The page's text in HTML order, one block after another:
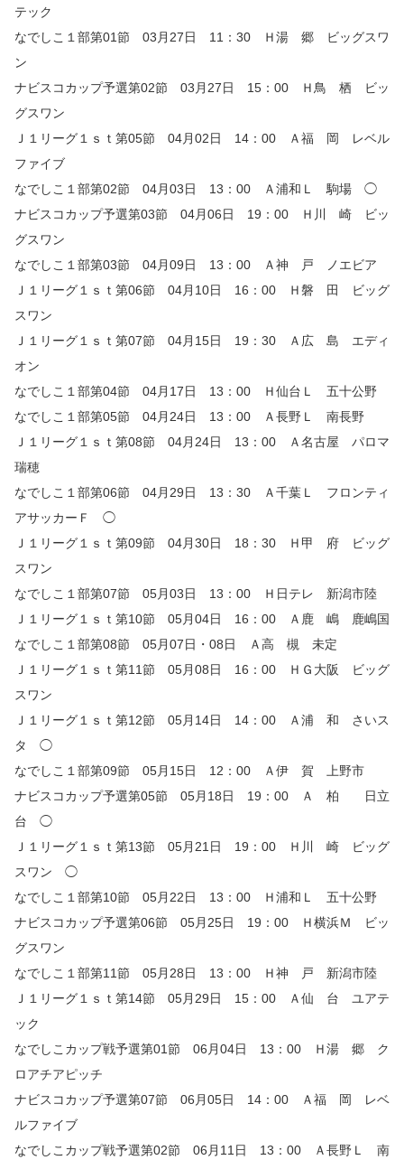
テック
なでしこ１部第01節 03月27日 11：30 Ｈ湯 郷 ビッグスワ
ン
ナビスコカップ予選第02節 03月27日 15：00 Ｈ鳥 栖 ビッ
グスワン
Ｊ１リーグ１ｓｔ第05節 04月02日 14：00 Ａ福 岡 レベル
ファイブ
なでしこ１部第02節 04月03日 13：00 Ａ浦和Ｌ 駒場 ◯
ナビスコカップ予選第03節 04月06日 19：00 Ｈ川 崎 ビッ
グスワン
なでしこ１部第03節 04月09日 13：00 Ａ神 戸 ノエビア
Ｊ１リーグ１ｓｔ第06節 04月10日 16：00 Ｈ磐 田 ビッグ
スワン
Ｊ１リーグ１ｓｔ第07節 04月15日 19：30 Ａ広 島 エディ
オン
なでしこ１部第04節 04月17日 13：00 Ｈ仙台Ｌ 五十公野
なでしこ１部第05節 04月24日 13：00 Ａ長野Ｌ 南長野
Ｊ１リーグ１ｓｔ第08節 04月24日 13：00 Ａ名古屋 パロマ
瑞穂
なでしこ１部第06節 04月29日 13：30 Ａ千葉Ｌ フロンティ
アサッカーＦ ◯
Ｊ１リーグ１ｓｔ第09節 04月30日 18：30 Ｈ甲 府 ビッグ
スワン
なでしこ１部第07節 05月03日 13：00 Ｈ日テレ 新潟市陸
Ｊ１リーグ１ｓｔ第10節 05月04日 16：00 Ａ鹿 嶋 鹿嶋国
なでしこ１部第08節 05月07日・08日 Ａ高 槻 未定
Ｊ１リーグ１ｓｔ第11節 05月08日 16：00 ＨＧ大阪 ビッグ
スワン
Ｊ１リーグ１ｓｔ第12節 05月14日 14：00 Ａ浦 和 さいス
タ ◯
なでしこ１部第09節 05月15日 12：00 Ａ伊 賀 上野市
ナビスコカップ予選第05節 05月18日 19：00 Ａ 柏 日立
台 ◯
Ｊ１リーグ１ｓｔ第13節 05月21日 19：00 Ｈ川 崎 ビッグ
スワン ◯
なでしこ１部第10節 05月22日 13：00 Ｈ浦和Ｌ 五十公野
ナビスコカップ予選第06節 05月25日 19：00 Ｈ横浜Ｍ ビッ
グスワン
なでしこ１部第11節 05月28日 13：00 Ｈ神 戸 新潟市陸
Ｊ１リーグ１ｓｔ第14節 05月29日 15：00 Ａ仙 台 ユアテ
ック
なでしこカップ戦予選第01節 06月04日 13：00 Ｈ湯 郷 ク
ロアチアピッチ
ナビスコカップ予選第07節 06月05日 14：00 Ａ福 岡 レベ
ルファイブ
なでしこカップ戦予選第02節 06月11日 13：00 Ａ長野Ｌ 南